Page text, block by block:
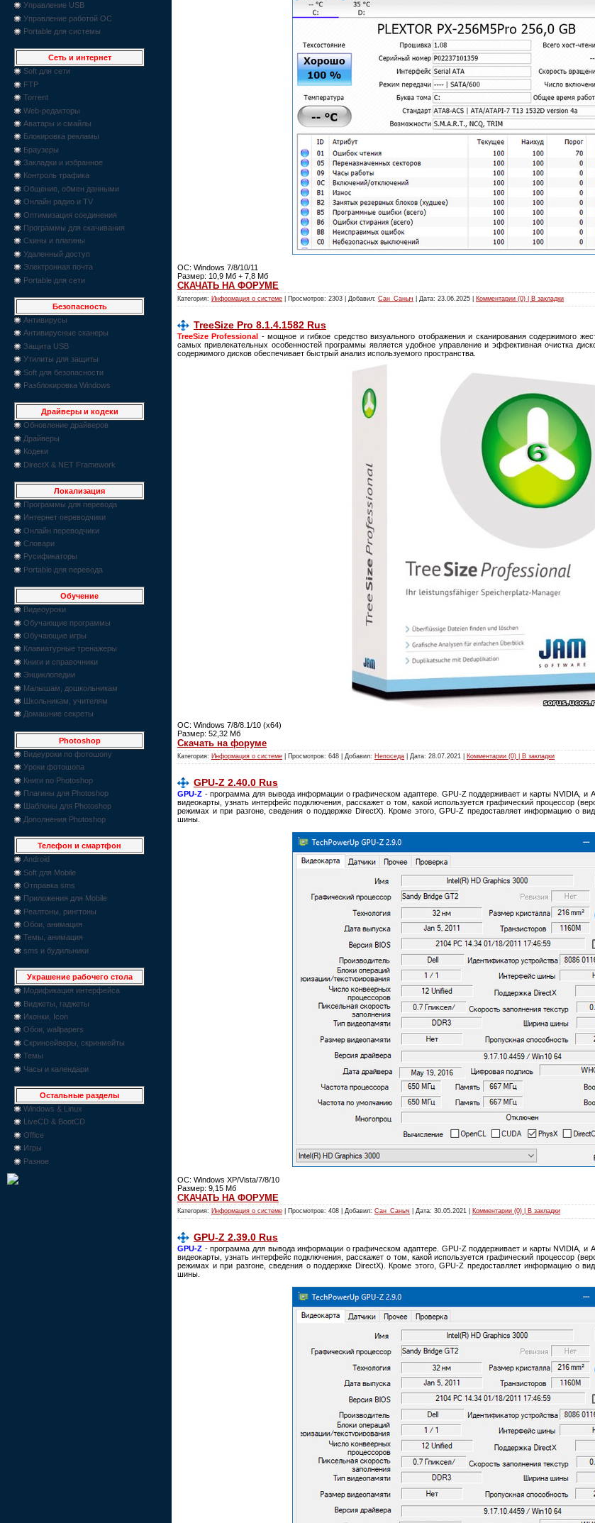
Управление USB
Управление работой ОС
Portable для системы
Сеть и интернет
Soft для сети
FTP
Torrent
Web-редакторы
Аватары и смайлы
Блокировка рекламы
Браузеры
Закладки и избранное
Контроль трафика
Общение, обмен данными
Онлайн радио и TV
Оптимизация соединения
Программы для скачивания
Скины и плагины
Удаленный доступ
Электронная почта
Portable для сети
Безопасность
Антивирусы
Антивирусные сканеры
Защита USB
Утилиты для защиты
Soft для безопасности
Разблокировка Windows
Драйверы и кодеки
Обновление драйверов
Драйверы
Кодеки
DirectX & NET Framework
Локализация
Программы для перевода
Интернет переводчики
Онлайн переводчики
Словари
Русификаторы
Portable для перевода
Обучение
Видеоуроки
Обучающие программы
Обучающие игры
Клавиатурные тренажеры
Книги и справочники
Энциклопедии
Малышам, дошкольникам
Школьникам, учителям
Домашние секреты
Photoshop
Видеуроки по фотошопу
Уроки фотошопа
Книги по Photoshop
Плагины для Photoshop
Шаблоны для Photoshop
Дополнения Photoshop
Телефон и смартфон
Android
Soft для Mobile
Отправка sms
Приложения для Mobile
Реалтоны, рингтоны
Обои, анимация
Темы, анимация
sms и будильники
Украшение рабочего стола
Модификация интерфейса
Виджеты, гаджеты
Иконки, Icon
Обои, wallpapers
Скринсейверы, скринмейты
Темы
Часы и календари
Остальные разделы
Windows & Linux
LiveCD & BootCD
Office
Игры
Разное
ОС: Windows 7/8/10/11
Размер: 10,9 Мб + 7,8 Мб
СКАЧАТЬ НА ФОРУМЕ
Категория: Информация о системе | Просмотров: 2303 | Добавил: Сан_Саныч | Дата: 23.06.2025 Комментарии (0) | В закладки
TreeSize Pro 8.1.4.1582 Rus
TreeSize Professional - мощное и гибкое средство визуального отображения и сканирования содержимого
самых привлекательных особенностей программы является удобное управление и эффективная очистка
содержимого дисков обеспечивает быстрый анализ используемого пространства.
ОС: Windows 7/8/8.1/10 (x64)
Размер: 52,32 Мб
Скачать на форуме
Категория: Информация о системе | Просмотров: 648 | Добавил: Непоседа | Дата: 28.07.2021 Комментарии (0) | В закладки
GPU-Z 2.40.0 Rus
GPU-Z - программа для вывода информации о графическом адаптере. GPU-Z поддерживает и карты NVIDIA, и
видеокарты, узнать интерфейс подключения, расскажет о том, какой используется графический процессор
режимах и при разгоне, сведения о поддержке DirectX). Кроме этого, GPU-Z предоставляет информацию о
шины.
ОС: Windows XP/Vista/7/8/10
Размер: 9,15 Мб
СКАЧАТЬ НА ФОРУМЕ
Категория: Информация о системе | Просмотров: 408 | Добавил: Сан_Саныч | Дата: 30.05.2021 Комментарии (0) | В закладки
GPU-Z 2.39.0 Rus
GPU-Z - программа для вывода информации о графическом адаптере. GPU-Z поддерживает и карты NVIDIA, и
видеокарты, узнать интерфейс подключения, расскажет о том, какой используется графический процессор
режимах и при разгоне, сведения о поддержке DirectX). Кроме этого, GPU-Z предоставляет информацию о
шины.